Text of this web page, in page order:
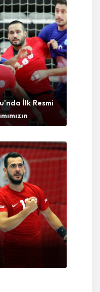
İlk Resmi